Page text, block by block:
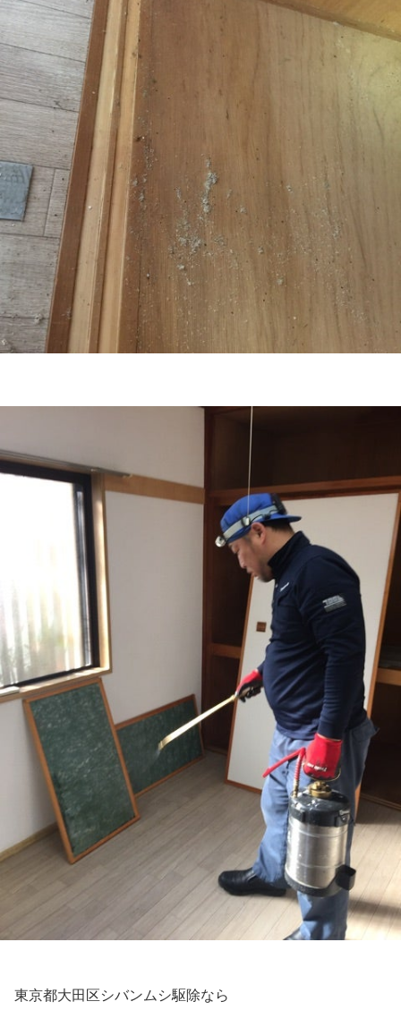
東京都大田区シバンムシ駆除なら